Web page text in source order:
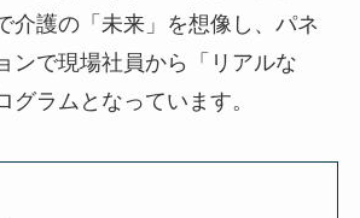
介護の「未来」を想像し、パネ
ンで現場社員から「リアルな
グラムとなっています。